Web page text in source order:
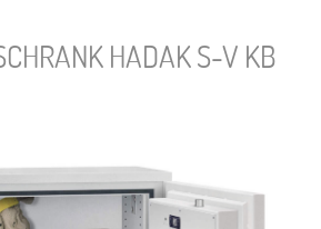
HADAK S-V KB